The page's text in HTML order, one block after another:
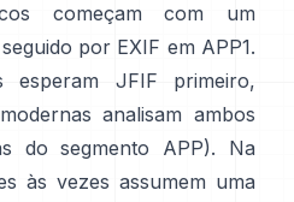
começam com um
por EXIF em APP1.
esperam JFIF primeiro,
analisam ambos
do segmento APP). Na
às vezes assumem uma